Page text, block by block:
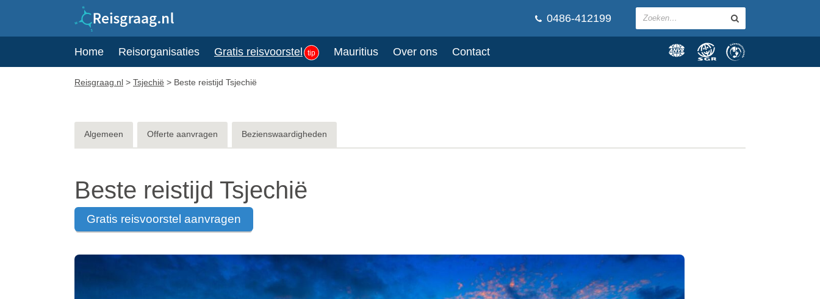
0486-412199
Home Reisorganisaties Gratis reisvoorstel tip Mauritius Over ons Contact
Reisgraag.nl > Tsjechië > Beste reistijd Tsjechië
Algemeen Offerte aanvragen Bezienswaardigheden
Beste reistijd Tsjechië
gratis reisvoorstel aanvragen